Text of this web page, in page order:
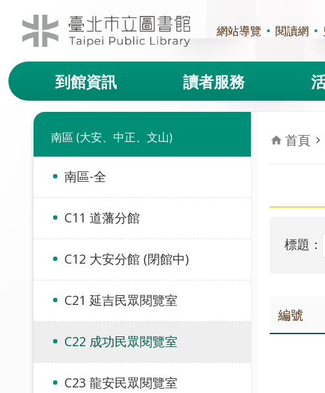
跳到主要內容區塊
網站導覽 閱讀網
到館資訊 讀者服務
南區 (大安、中正、文山)
南區-全
C11 道藩分館
C12 大安分館 (閉館中)
C21 延吉民眾閱覽室
C22 成功民眾閱覽室
C23 龍安民眾閱覽室
首頁
標題：
編號